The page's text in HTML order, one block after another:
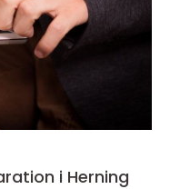
i Herning